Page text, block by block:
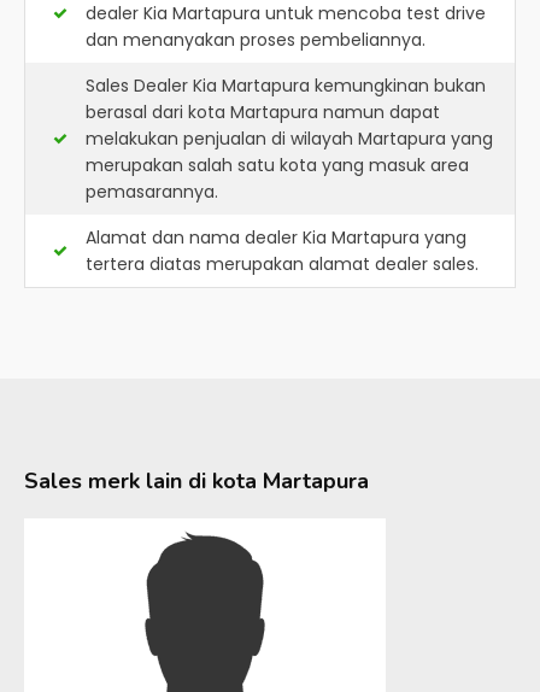
dealer Kia Martapura untuk mencoba test drive
dan menanyakan proses pembeliannya.
Sales Dealer Kia Martapura kemungkinan bukan
berasal dari kota Martapura namun dapat
melakukan penjualan di wilayah Martapura yang
merupakan salah satu kota yang masuk area
pemasarannya.
Alamat dan nama dealer Kia Martapura yang
tertera diatas merupakan alamat dealer sales.
Sales merk lain di kota Martapura